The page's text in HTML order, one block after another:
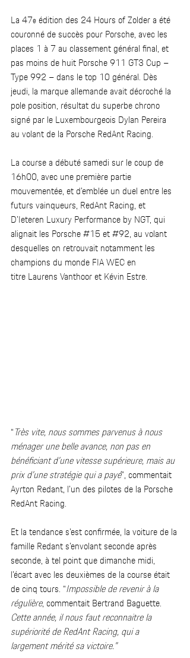
La 47e édition des 24 Hours of Zolder a été
couronné de succès pour Porsche, avec les
places 1 à 7 au classement général final, et
pas moins de huit Porsche 911 GT3 Cup –
Type 992 – dans le top 10 général. Dès
jeudi, la marque allemande avait décroché la
pole position, résultat du superbe chrono
signé par le Luxembourgeois Dylan Pereira
au volant de la Porsche RedAnt Racing.
La course a débuté samedi sur le coup de
16h00, avec une première partie
mouvementée, et d’emblée un duel entre les
futurs vainqueurs, RedAnt Racing, et
D’Ieteren Luxury Performance by NGT, qui
alignait les Porsche #15 et #92, au volant
desquelles on retrouvait notamment les
champions du monde FIA WEC en
titre Laurens Vanthoor et Kévin Estre.
“Très vite, nous sommes parvenus à nous
ménager une belle avance, non pas en
bénéficiant d’une vitesse supérieure, mais au
prix d’une stratégie qui a payé”, commentait
Ayrton Redant, l’un des pilotes de la Porsche
RedAnt Racing.
Et la tendance s’est confirmée, la voiture de la
famille Redant s’envolant seconde après
seconde, à tel point que dimanche midi,
l’écart avec les deuxièmes de la course était
de cinq tours. “Impossible de revenir à la
régulière, commentait Bertrand Baguette.
Cette année, il nous faut reconnaitre la
supériorité de RedAnt Racing, qui a
largement mérité sa victoire.”